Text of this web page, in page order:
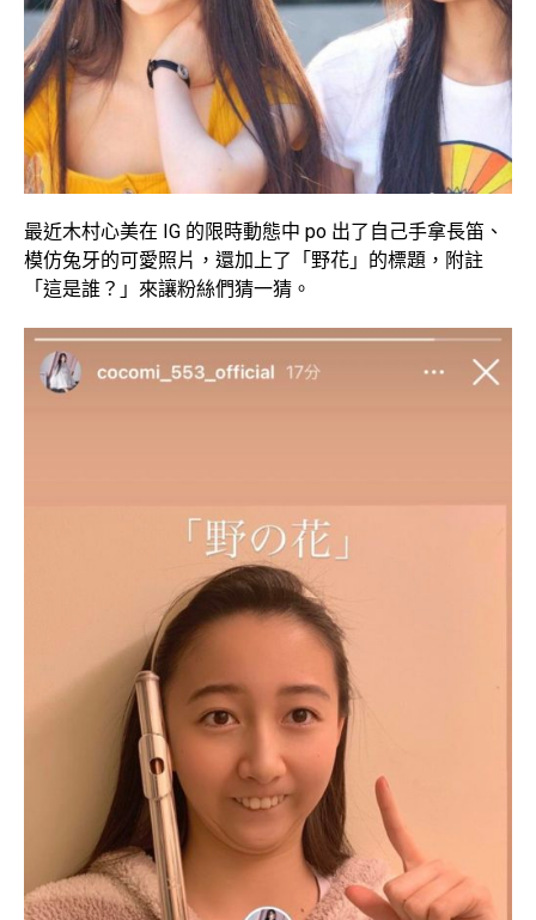
最近木村心美在 IG 的限時動態中 po 出了自己手拿長笛、
模仿兔牙的可愛照片，還加上了「野花」的標題，附註
「這是誰？」來讓粉絲們猜一猜。